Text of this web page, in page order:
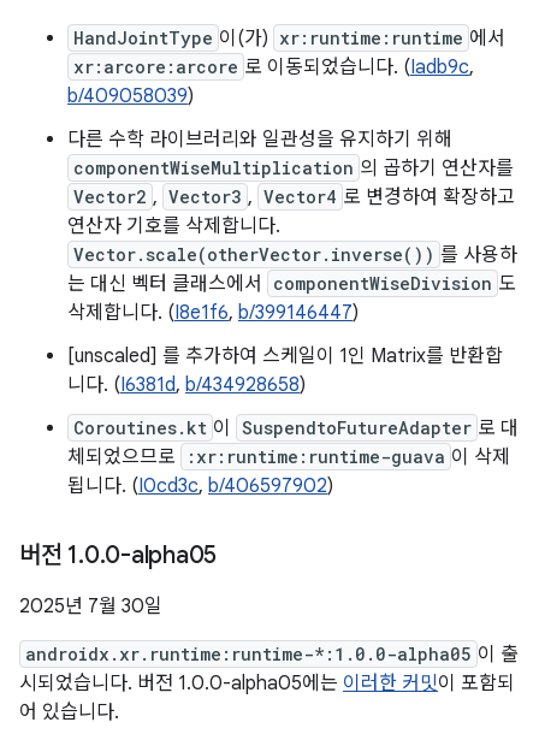
HandJointType 이(가) xr:runtime:runtime 에서
xr:arcore:arcore 로 이동되었습니다. (Iadb9c,
b/409058039)
다른 수학 라이브러리와 일관성을 유지하기 위해
componentWiseMultiplication 의 곱하기 연산자를
Vector2 , Vector3 , Vector4 로 변경하여 확장하고
연산자 기호를 삭제합니다.
Vector.scale(otherVector.inverse()) 를 사용하
는 대신 벡터 클래스에서
componentWiseDivision 도
삭제합니다. (I8e1f6, b/399146447)
[unscaled] 를 추가하여 스케일이 1인 Matrix를 반환합
니다. (I6381d, b/434928658)
Coroutines.kt 이 SuspendtoFutureAdapter 로 대
체되었으므로
:xr:runtime:runtime-guava 이 삭제
됩니다. (I0cd3c, b/406597902)
버전 1.0.0-alpha05
2025년 7월 30일
androidx.xr.runtime:runtime-*:1.0.0-alpha05 이 출
시되었습니다. 버전 1.0.0-alpha05에는 이러한 커밋이 포함되
어 있습니다.